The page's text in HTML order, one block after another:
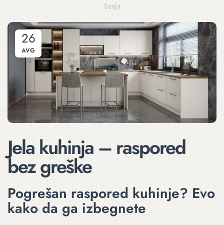
Sanja
26
AVG
Jela kuhinja – raspored
bez greške
Pogrešan raspored kuhinje? Evo
kako da ga izbegnete